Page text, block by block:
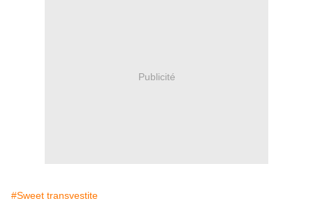
Publicité
#Sweet transvestite